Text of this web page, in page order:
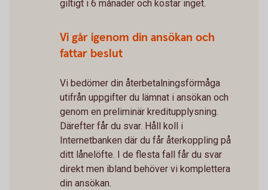
giltigt i 6 månader och kostar inget.
Vi går igenom din ansökan och
fattar beslut
Vi bedömer din återbetalningsförmåga
utifrån uppgifter du lämnat i ansökan och
genom en preliminär kreditupplysning.
Därefter får du svar. Håll koll i
Internetbanken där du får återkoppling på
ditt lånelöfte. I de flesta fall får du svar
direkt men ibland behöver vi komplettera
din ansökan.